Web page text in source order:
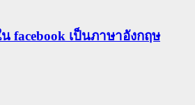
facebook เป็นภาษาอังกฤษ